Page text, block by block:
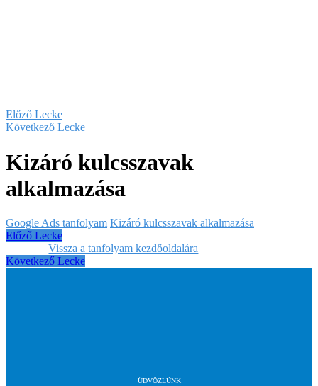
Előző Lecke
Következő Lecke
Kizáró kulcsszavak
alkalmazása
Google Ads tanfolyam Kizáró kulcsszavak alkalmazása
Előző Lecke
Vissza a tanfolyam kezdőoldalára
Következő Lecke
ÜDVÖZLÜNK